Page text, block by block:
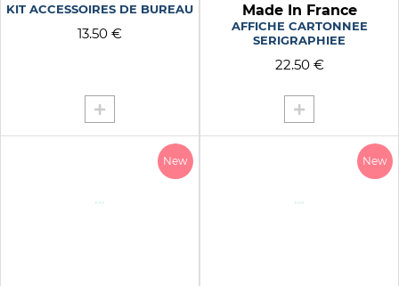
KIT ACCESSOIRES DE BUREAU
13.50 €
Made In France
AFFICHE CARTONNEE
SERIGRAPHIEE
22.50 €
New New